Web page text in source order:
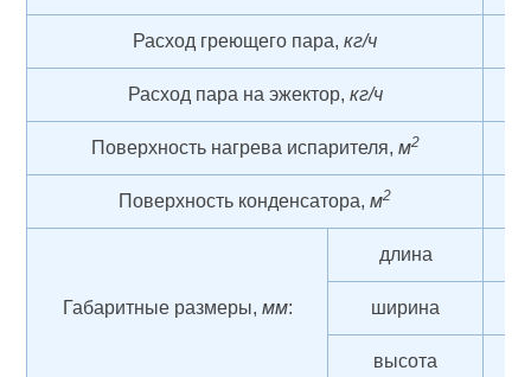
Расход греющего пара,кг/ч
Расход пара на эжектор, кг/ч
Поверхность нагрева испарителя, м2
Поверхность конденсатора,м2
Габаритные размеры, мм:
длина
ширина
высота